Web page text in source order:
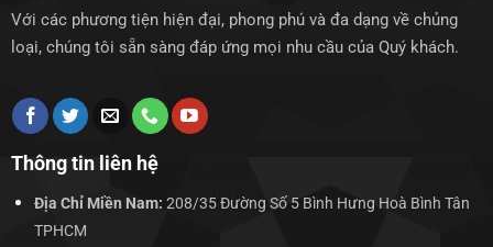
Với các phương tiện hiện đại, phong phú và đa dạng về chủng
loại, chúng tôi sẵn sàng đáp ứng mọi nhu cầu của Quý khách.
Thông tin liên hệ
Địa Chỉ Miền Nam: 208/35 Đường Số 5 Bình Hưng Hoà Bình Tân
TPHCM